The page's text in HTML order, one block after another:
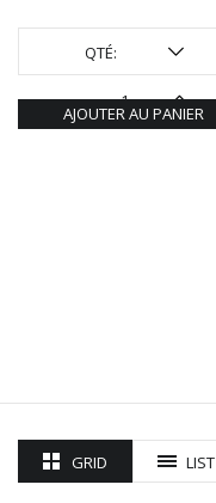
QTÉ:
AJOUTER AU PANIER
GRID LIST